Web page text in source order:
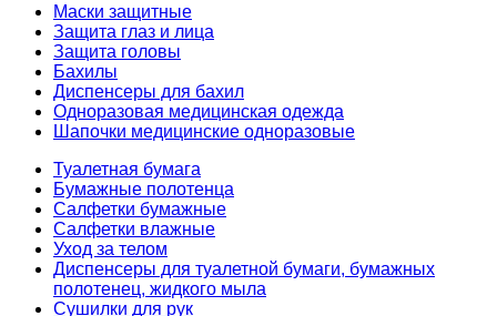
Маски защитные
Защита глаз и лица
Защита головы
Бахилы
Диспенсеры для бахил
Одноразовая медицинская одежда
Шапочки медицинские одноразовые
Туалетная бумага
Бумажные полотенца
Салфетки бумажные
Салфетки влажные
Уход за телом
Диспенсеры для туалетной бумаги, бумажных
полотенец, жидкого мыла
Сушилки для рук